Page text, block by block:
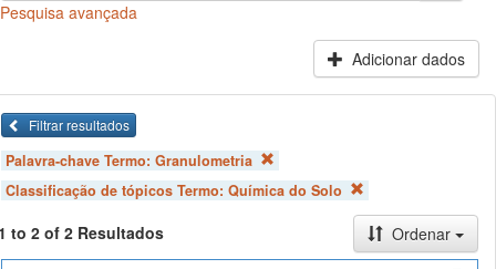
Pesquisa avançada
Adicionar dados
Filtrar resultados
Palavra-chave Termo: Granulometria
Classificação de tópicos Termo: Química do Solo
to 2 of 2 Resultados
Ordenar